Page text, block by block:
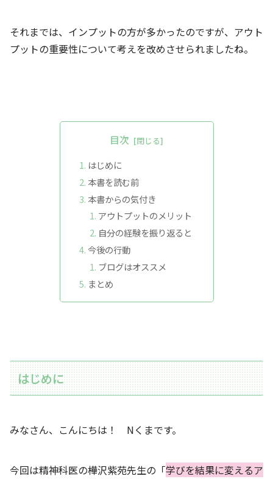
それまでは、インプットの方が多かったのですが、アウト
プットの重要性について考えを改めさせられましたね。
目次
はじめに
本書を読む前
本書からの気付き
アウトプットのメリット
自分の経験を振り返ると
今後の行動
ブログはオススメ
まとめ
はじめに
みなさん、こんにちは！ Nくまです。
今回は精神科医の樺沢紫苑先生の「学びを結果に変えるア